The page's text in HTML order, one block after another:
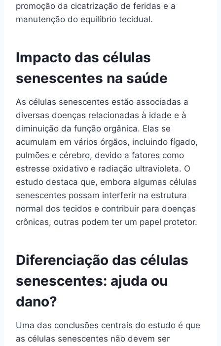
promoção da cicatrização de feridas e a
manutenção do equilíbrio tecidual.
Impacto das células
senescentes na saúde
As células senescentes estão associadas a
diversas doenças relacionadas à idade e à
diminuição da função orgânica. Elas se
acumulam em vários órgãos, incluindo fígado,
pulmões e cérebro, devido a fatores como
estresse oxidativo e radiação ultravioleta. O
estudo destaca que, embora algumas células
senescentes possam interferir na estrutura
normal dos tecidos e contribuir para doenças
crônicas, outras podem ter um papel protetor.
Diferenciação das células
senescentes: ajuda ou
dano?
Uma das conclusões centrais do estudo é que
as células senescentes não devem ser